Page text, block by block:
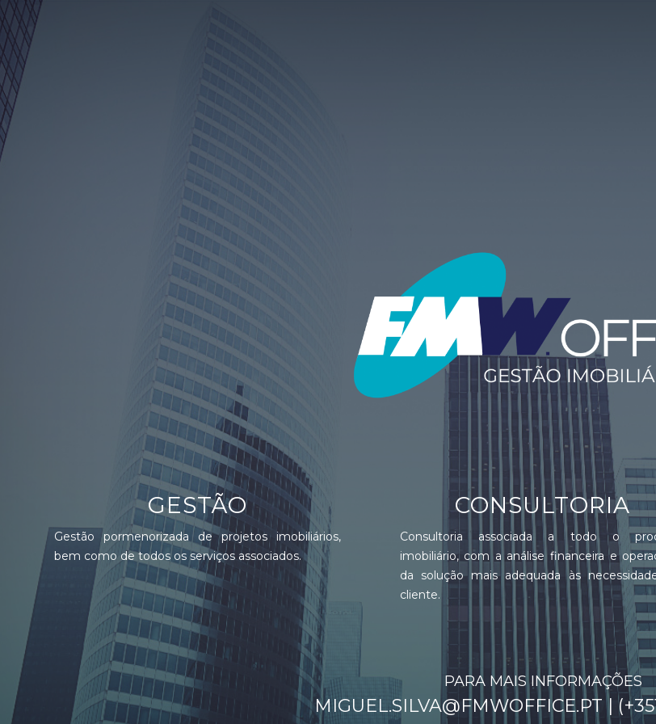
GESTÃO
Gestão pormenorizada de projetos imobiliários,
bem como de todos os serviços associados.
CONSULTORIA
Consultoria associada a todo o
imobiliário, com a análise financeira e
da solução mais adequada às
cliente.
PARA MAIS INFORMAÇÕES
MIGUEL.SILVA@FMWOFFICE.PT|